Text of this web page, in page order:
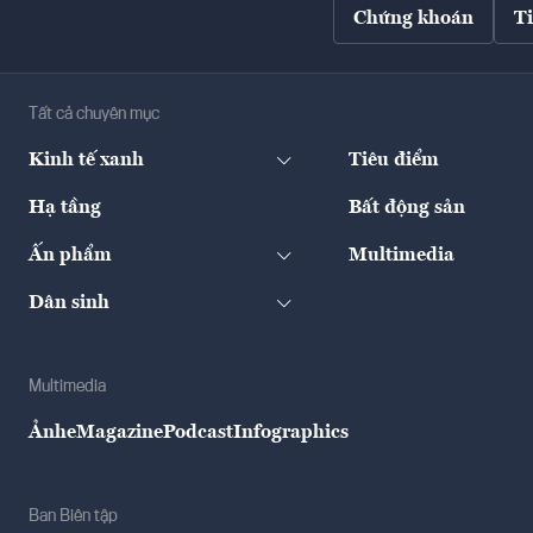
Chứng khoán
Tất cả chuyên mục
Kinh tế xanh Tiêu điểm
Hạ tầng Bất động sản
Ấn phẩm Multimedia
Dân sinh
Multimedia
ẢnheMagazinePodcastInfographics
Ban Biên tập